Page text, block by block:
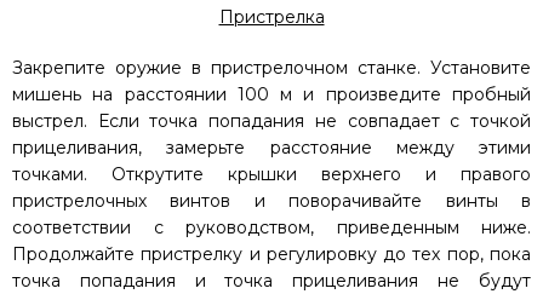
Пристрелка
Закрепите оружие в пристрелочном станке. Установите
мишень на расстоянии 100 м и произведите пробный
выстрел. Если точка попадания не совпадает с точкой
прицеливания, замерьте расстояние между этими
точками. Открутите крышки верхнего и правого
пристрелочных винтов и поворачивайте винты в
соответствии с руководством, приведенным ниже.
Продолжайте пристрелку и регулировку до тех пор, пока
точка попадания и точка прицеливания не будут